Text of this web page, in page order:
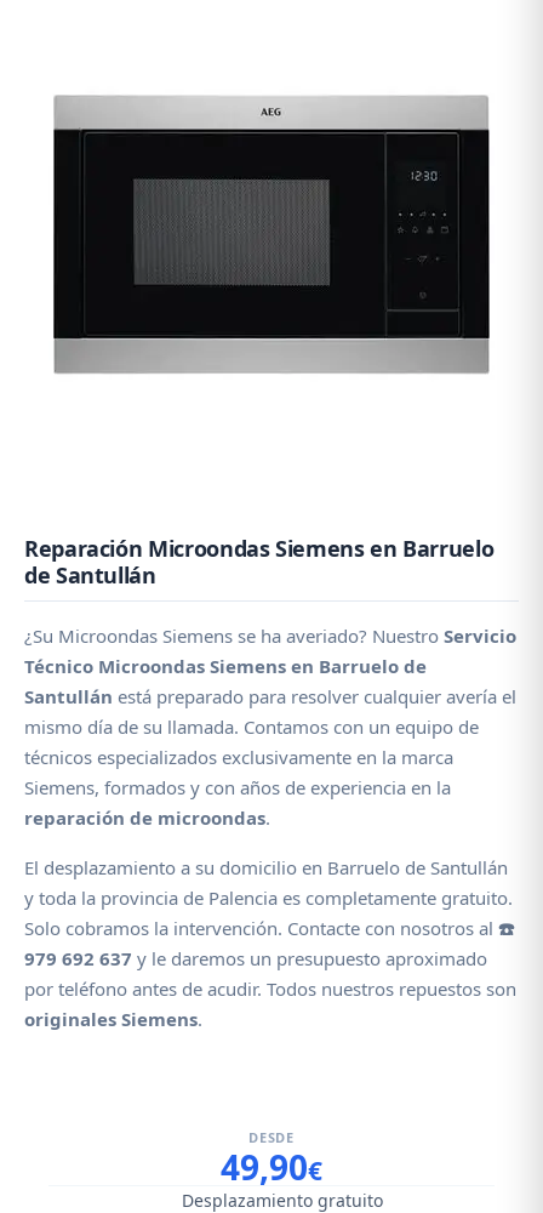
Reparación Microondas Siemens en Barruelo
de Santullán
¿Su Microondas Siemens se ha averiado? Nuestro Servicio
Técnico Microondas Siemens en Barruelo de
Santullán está preparado para resolver cualquier avería el
mismo día de su llamada. Contamos con un equipo de
técnicos especializados exclusivamente en la marca
Siemens, formados y con años de experiencia en la
reparación de microondas.
El desplazamiento a su domicilio en Barruelo de Santullán
y toda la provincia de Palencia es completamente gratuito.
Solo cobramos la intervención. Contacte con nosotros al ☎️
979 692 637 y le daremos un presupuesto aproximado
por teléfono antes de acudir. Todos nuestros repuestos son
originales Siemens.
DESDE
49,90€
Desplazamiento gratuito